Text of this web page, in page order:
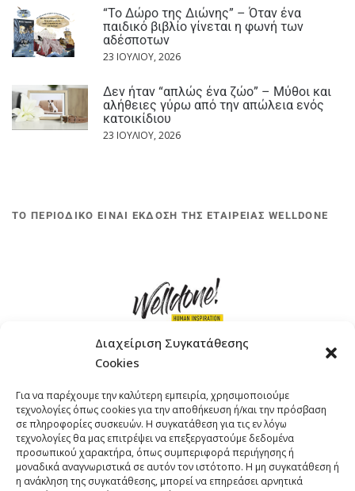
Διαχείριση Συγκατάθεσης
Cookies
Για να παρέχουμε την καλύτερη εμπειρία, χρησιμοποιούμε
τεχνολογίες όπως cookies για την αποθήκευση ή/και την πρόσβαση
σε πληροφορίες συσκευών. Η συγκατάθεση για τις εν λόγω
τεχνολογίες θα μας επιτρέψει να επεξεργαστούμε δεδομένα
προσωπικού χαρακτήρα, όπως συμπεριφορά περιήγησης ή
μοναδικά αναγνωριστικά σε αυτόν τον ιστότοπο. Η μη συγκατάθεση ή
η ανάκληση της συγκατάθεσης, μπορεί να επηρεάσει αρνητικά
“Το Δώρο της Διώνης” – Όταν ένα
παιδικό βιβλίο γίνεται η φωνή των
αδέσποτων
23 ΙΟΥΛΊΟΥ, 2026
Δεν ήταν “απλώς ένα ζώο” – Μύθοι και
αλήθειες γύρω από την απώλεια ενός
κατοικίδιου
23 ΙΟΥΛΊΟΥ, 2026
ΤΟ ΠΕΡΙΟΔΙΚΟ ΕΙΝΑΙ ΕΚΔΟΣΗ ΤΗΣ ΕΤΑΙΡΕΙΑΣ WELLDONE
ΤΗΛΕΦΩΝΟ: +30 211 4021758
EMAIL:info@welldone.com.gr